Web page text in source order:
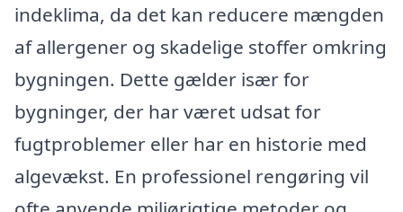
indeklima, da det kan reducere mængden
af allergener og skadelige stoffer omkring
bygningen. Dette gælder især for
bygninger, der har været udsat for
fugtproblemer eller har en historie med
algevækst. En professionel rengøring vil